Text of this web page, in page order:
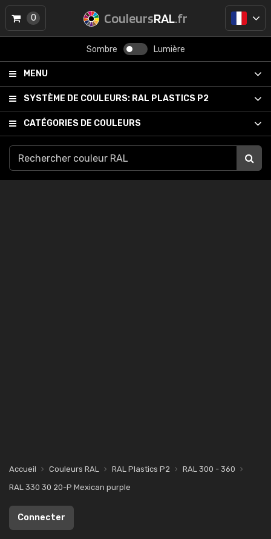
CouleursRAL.fr
Sombre Lumière
MENU
SYSTÈME DE COULEURS: RAL PLASTICS P2
CATÉGORIES DE COULEURS
0
Accueil Couleurs RAL RAL Plastics P2
RAL 300 - 360
RAL 330 30 20-P Mexican purple
Connecter